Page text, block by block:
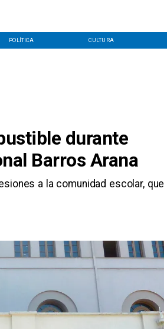
POLÍTICA CULTURA
durante
Barros Arana
a la comunidad escolar, que